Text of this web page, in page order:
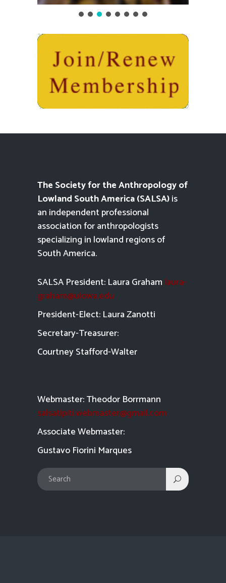
The Society for the Anthropology of
Lowland South America (SALSA)is
an independent professional
association for anthropologists
specializing in lowland regions of
South America.
SALSA President: Laura Graham laura-
graham@uiowa.edu
President-Elect: Laura Zanotti
Secretary-Treasurer:
Courtney Stafford-Walter
Webmaster: Theodor Borrmann
salsatipiti.webmaster@gmail.com
Associate Webmaster:
Gustavo Fiorini Marques